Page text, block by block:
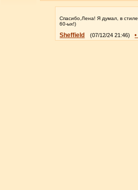
Спасибо,Лена! Я думал, в стиле
60-ых!)
Sheffield (07/12/24 21:46) •